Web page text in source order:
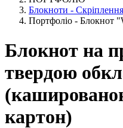
Блокноти -
Портфоліо - Блокнот
Блокнот на
твердою
(
картон)